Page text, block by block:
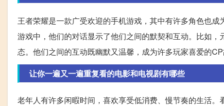
王者荣耀是一款广受欢迎的手机游戏，其中有许多角色也
游戏中，他们的对话显示了他们之间的默契和互动。比如
态。他们之间的互动既幽默又温馨，成为许多玩家喜爱的CP
让你一遍又一遍重复看的电影和电视剧有哪些
老年人有许多闲暇时间，喜欢享受低消费、慢节奏的生活